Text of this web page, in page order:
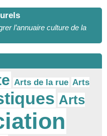
l’annuaire culture de la
Arts de la rue Arts
Arts